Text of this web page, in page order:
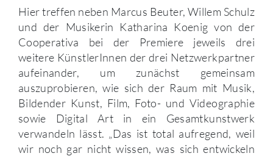
Hier treffen neben Marcus Beuter, Willem Schulz
und der Musikerin Katharina Koenig von der
Cooperativa bei der Premiere jeweils drei
weitere KünstlerInnen der drei Netzwerkpartner
aufeinander, um zunächst gemeinsam
auszuprobieren, wie sich der Raum mit Musik,
Bildender Kunst, Film, Foto- und Videographie
sowie Digital Art in ein Gesamtkunstwerk
verwandeln lässt. „Das ist total aufregend, weil
wir noch gar nicht wissen, was sich entwickeln